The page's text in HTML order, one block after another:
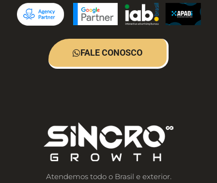
FALE CONOSCO
Atendemos todo o Brasil e exterior.